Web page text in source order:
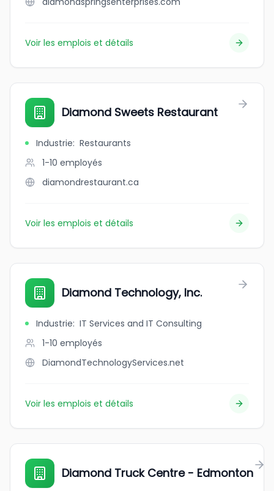
Voir les emplois et détails
Diamond Sweets Restaurant
Industrie: Restaurants
1-10 employés
diamondrestaurant.ca
Voir les emplois et détails
Diamond Technology, Inc.
Industrie: IT Services and IT Consulting
1-10 employés
DiamondTechnologyServices.net
Voir les emplois et détails
Diamond Truck Centre - Edmonton